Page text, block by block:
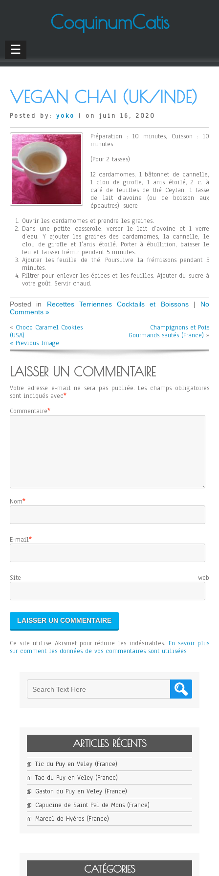
CoquinumCatis
☰
VEGAN CHAI (UK/INDE)
Posted by: yoko | on juin 16, 2020
Préparation : 10 minutes, Cuisson : 10
minutes
(Pour 2 tasses)
12 cardamomes, 1 bâtonnet de cannelle,
1 clou de girofle, 1 anis étoilé, 2 c. à
café de feuilles de thé Ceylan, 1 tasse
de lait d’avoine (ou de boisson aux
épeautres), sucre
Ouvrir les cardamomes et prendre les graines.
Dans une petite casserole, verser le lait d’avoine et 1 verre
d’eau. Y ajouter les graines des cardamomes, la cannelle, le
clou de girofle et l’anis étoilé. Porter à ébullition, baisser le
feu et laisser frémir pendant 5 minutes.
Ajouter les feuille de thé. Poursuivre la frémissons pendant 5
minutes.
Filtrer pour enlever les épices et les feuilles. Ajouter du sucre à
votre goût. Servir chaud.
Posted in Recettes Terriennes Cocktails et Boissons| No
Comments »
« Choco Caramel Cookies
(USA)
Champignons et Pois
Gourmands sautés (France) »
« Previous Image
LAISSER UN COMMENTAIRE
Votre adresse e-mail ne sera pas publiée. Les champs obligatoires
sont indiqués avec*
Commentaire*
Nom*
E-mail*
Site web
Ce site utilise Akismet pour réduire les indésirables. En savoir plus
sur comment les données de vos commentaires sont utilisées.
ARTICLES RÉCENTS
Tic du Puy en Veley (France)
Tac du Puy en Veley (France)
Gaston du Puy en Veley (France)
Capucine de Saint Pal de Mons (France)
Marcel de Hyères (France)
CATÉGORIES